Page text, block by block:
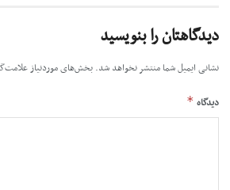
دیدگاهتان را بنویسید
نشانی ایمیل شما منتشر نخواهد شد.بخش‌های موردنیاز
دیدگاه *